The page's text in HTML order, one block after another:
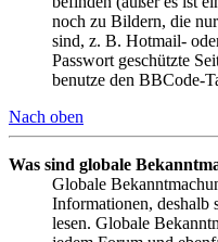
noch zu Bildern, die
sind, z. B. Hotmail-
Passwort geschützte
benutze den BBCode-
Nach oben
Was sind globale
Globale
Informationen, deshalb
lesen. Globale